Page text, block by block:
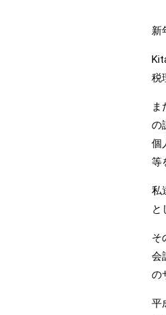
新
税
ま
の
個
等
私
と
そ
会
の
平